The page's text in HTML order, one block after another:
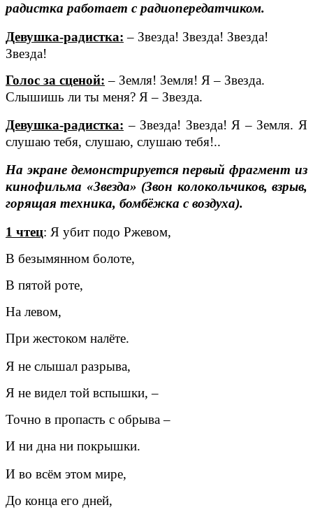
радистка работает с радиопередатчиком.
Девушка-радистка: – Звезда! Звезда! Звезда!
Звезда!
Голос за сценой: – Земля! Земля! Я – Звезда.
Слышишь ли ты меня? Я – Звезда.
Девушка-радистка: – Звезда! Звезда! Я – Земля. Я
слушаю тебя, слушаю, слушаю тебя!..
На экране демонстрируется первый фрагмент из
кинофильма «Звезда» (Звон колокольчиков, взрыв,
горящая техника, бомбёжка с воздуха).
1 чтец: Я убит подо Ржевом,
В безымянном болоте,
В пятой роте,
На левом,
При жестоком налёте.
Я не слышал разрыва,
Я не видел той вспышки, –
Точно в пропасть с обрыва –
И ни дна ни покрышки.
И во всём этом мире,
До конца его дней,